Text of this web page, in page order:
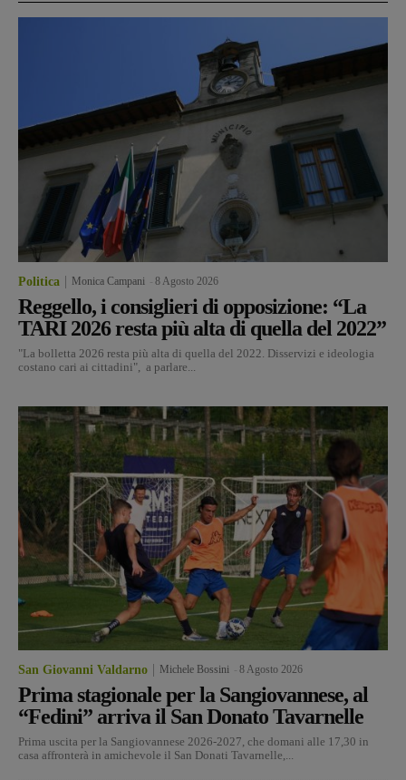
Politica Monica Campani 8 Agosto 2026
Reggello, i consiglieri di opposizione: “La
TARI 2026 resta più alta di quella del 2022”
"La bolletta 2026 resta più alta di quella del 2022. Disservizi e ideologia
costano cari ai cittadini", a parlare...
San Giovanni Valdarno Michele Bossini 8 Agosto 2026
Prima stagionale per la Sangiovannese, al
“Fedini” arriva il San Donato Tavarnelle
Prima uscita per la Sangiovannese 2026-2027, che domani alle 17,30 in
casa affronterà in amichevole il San Donati Tavarnelle,...